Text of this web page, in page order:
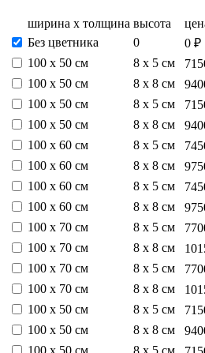
ширина х толщина высота
Без цветника
0
0 ₽
100 х 50 см
8 х 5 см
100 х 50 см
8 х 8 см
100 х 50 см
8 х 5 см
100 х 50 см
8 х 8 см
100 х 60 см
8 х 5 см
100 х 60 см
8 х 8 см
100 х 60 см
8 х 5 см
100 х 60 см
8 х 8 см
100 х 70 см
8 х 5 см
100 х 70 см
8 х 8 см
100 х 70 см
8 х 5 см
100 х 70 см
8 х 8 см
100 х 50 см
8 х 5 см
100 х 50 см
8 х 8 см
100 х 50 см
8 х 5 см